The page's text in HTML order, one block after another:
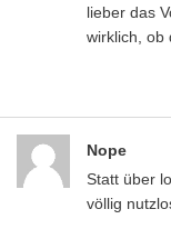
lieber das
wirklich, ob
Nope
Statt über
völlig